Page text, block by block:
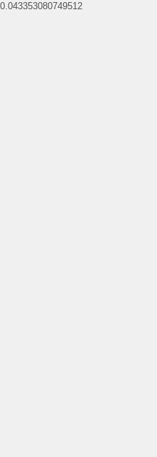
0.043353080749512